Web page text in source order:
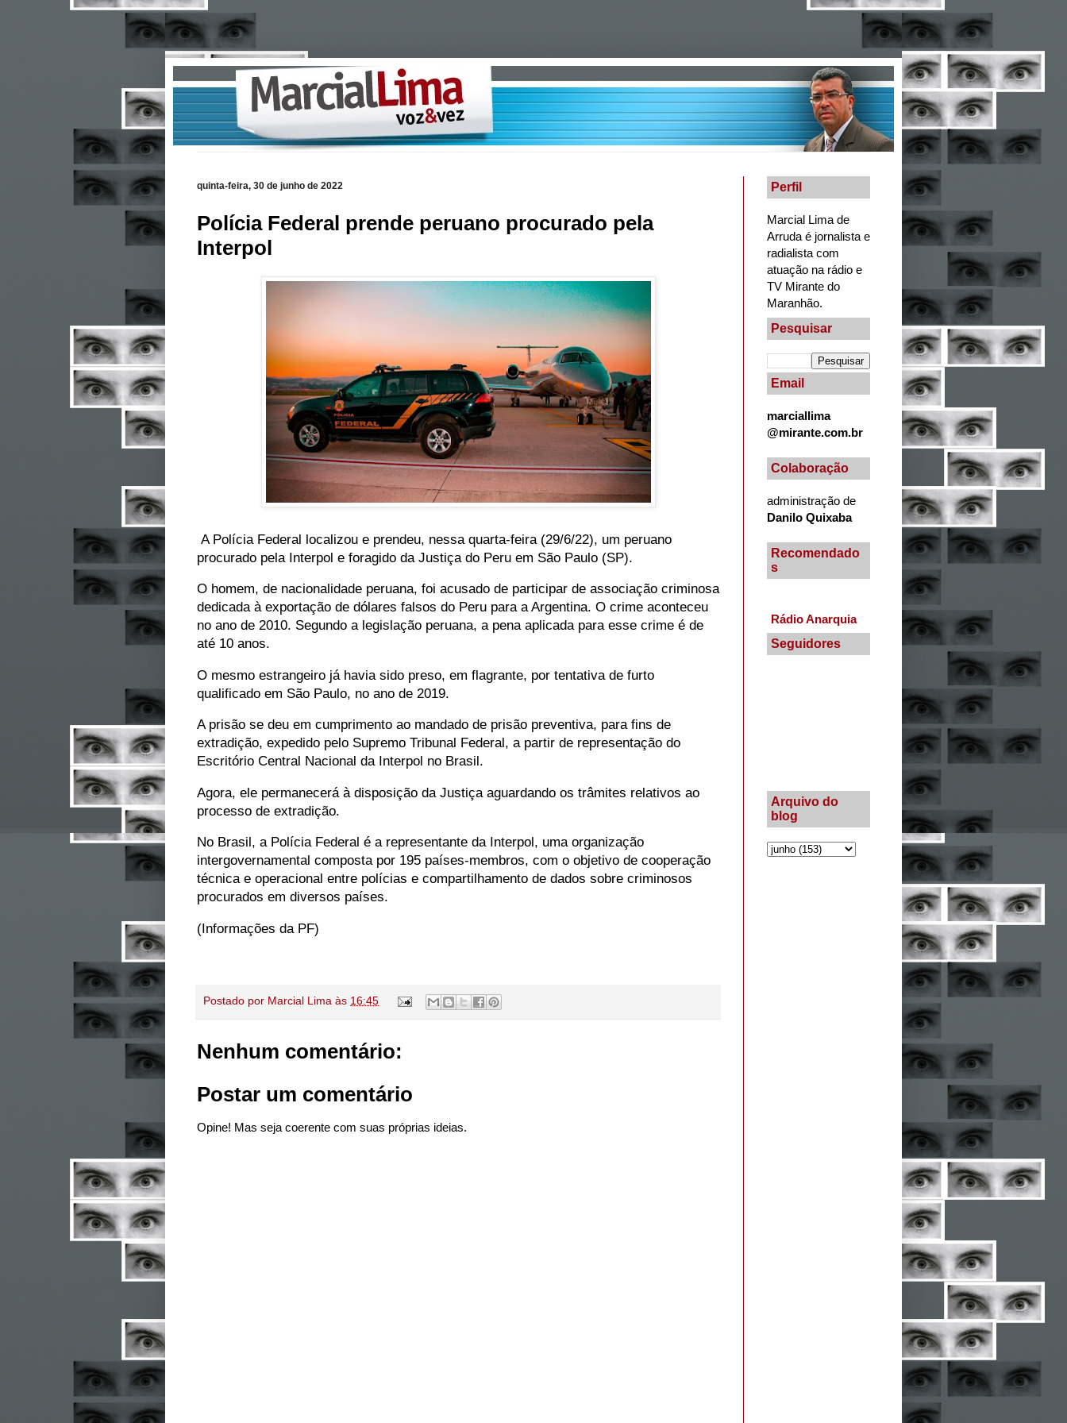
quinta-feira, 30 de junho de 2022
Polícia Federal prende peruano procurado pela
Interpol
A Polícia Federal localizou e prendeu, nessa quarta-feira (29/6/22), um peruano
procurado pela Interpol e foragido da Justiça do Peru em São Paulo (SP).
O homem, de nacionalidade peruana, foi acusado de participar de associação criminosa
dedicada à exportação de dólares falsos do Peru para a Argentina. O crime aconteceu
no ano de 2010. Segundo a legislação peruana, a pena aplicada para esse crime é de
até 10 anos.
O mesmo estrangeiro já havia sido preso, em flagrante, por tentativa de furto
qualificado em São Paulo, no ano de 2019.
A prisão se deu em cumprimento ao mandado de prisão preventiva, para fins de
extradição, expedido pelo Supremo Tribunal Federal, a partir de representação do
Escritório Central Nacional da Interpol no Brasil.
Agora, ele permanecerá à disposição da Justiça aguardando os trâmites relativos ao
processo de extradição.
No Brasil, a Polícia Federal é a representante da Interpol, uma organização
intergovernamental composta por 195 países-membros, com o objetivo de cooperação
técnica e operacional entre polícias e compartilhamento de dados sobre criminosos
procurados em diversos países.
(Informações da PF)
Postado por Marcial Lima às 16:45
Nenhum comentário:
Postar um comentário
Opine! Mas seja coerente com suas próprias ideias.
Perfil
Marcial Lima de
Arruda é jornalista e
radialista com
atuação na rádio e
TV Mirante do
Maranhão.
Pesquisar
Email
marciallima
@mirante.com.br
Colaboração
administração de
Danilo Quixaba
Recomendado
s
Rádio Anarquia
Seguidores
Arquivo do
blog